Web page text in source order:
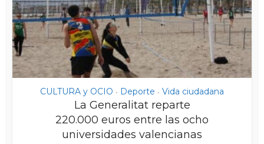
CULTURA y OCIO • Deporte • Vida ciudadana
La Generalitat reparte
220.000 euros entre las ocho
universidades valencianas